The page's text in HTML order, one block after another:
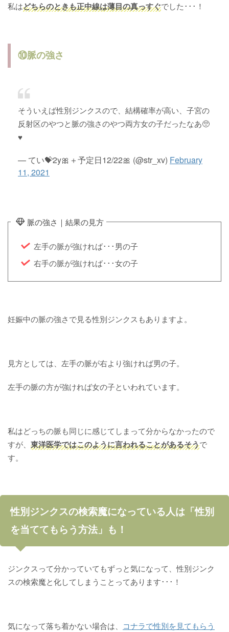
私はどちらのときも正中線は薄目の真っすぐでした･･･！
⑩脈の強さ
そういえば性別ジンクスので、結構確率が高い、子宮の
反射区のやつと脈の強さのやつ両方女の子だったなあ🥺
♥️
— てい💝2y🎀＋予定日12/22🎀 (@str_xv) February
11, 2021
脈の強さ｜結果の見方
左手の脈が強ければ･･･男の子
右手の脈が強ければ･･･女の子
妊娠中の脈の強さで見る性別ジンクスもありますよ。
見方としては、左手の脈が右より強ければ男の子。
左手の脈の方が強ければ女の子といわれています。
私はどっちの脈も同じに感じてしまって分からなかったので
すが、 東洋医学ではこのように言われることがあるそうで
す。
性別ジンクスの検索魔になっている人は「性別
を当ててもらう方法」も！
ジンクスって分かっていてもずっと気になって、性別ジンク
スの検索魔と化してしまうことってあります･･･！
気になって落ち着かない場合は、 コナラで性別を見てもらう